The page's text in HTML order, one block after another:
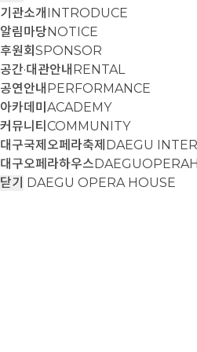
기관소개 INTRODUCE
알림마당NOTICE
후원회 SPONSOR
공간·대관안내 RENTAL
공연안내 PERFORMANCE
아카데미 ACADEMY
커뮤니티 COMMUNITY
대구국제오페라축제 DAEGU
대구오페라하우스
닫기 DAEGU OPERA HOUSE